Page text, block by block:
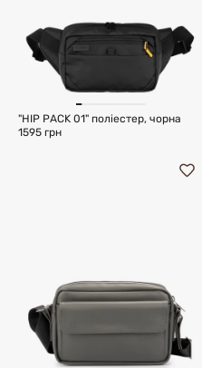
"HIP PACK 01" поліестер, чорна
1595 грн